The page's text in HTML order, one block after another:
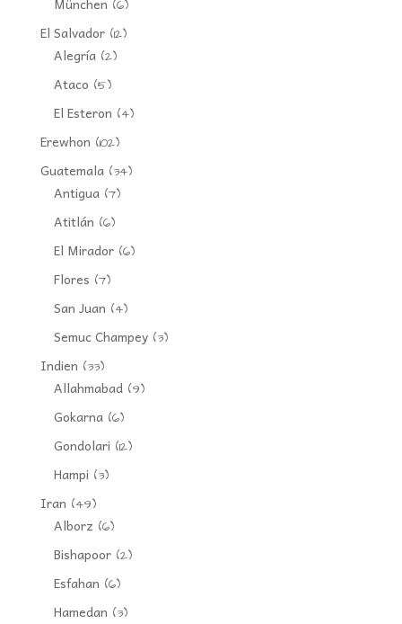
(6)
El Salvador(12)
Alegría(2)
Ataco (5)
El Esteron (4)
Erewhon (102)
Guatemala(34)
Antigua(7)
Atitlán (6)
El Mirador(6)
Flores (7)
San Juan (4)
Semuc Champey(3)
Indien (33)
Allahmabad(9)
Gokarna(6)
Gondolari (12)
Hampi (3)
Iran (49)
Alborz (6)
Bishapoor(2)
Esfahan (6)
Hamedan (3)